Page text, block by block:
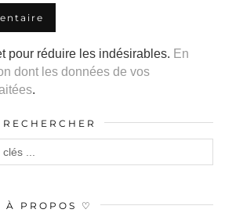
pour réduire les indésirables. En
dont les données de vos
.
RECHERCHER
À PROPOS ♡